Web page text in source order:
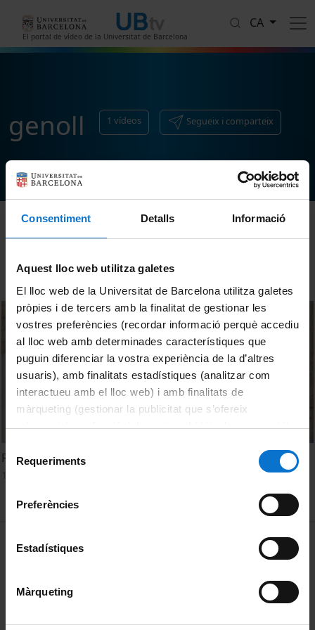
Consentiment Detalls Informació
Aquest lloc web utilitza galetes
El lloc web de la Universitat de Barcelona utilitza galetes
pròpies i de tercers amb la finalitat de gestionar les
vostres preferències (recordar informació perquè accediu
al lloc web amb determinades característiques que
puguin diferenciar la vostra experiència de la d’altres
usuaris), amb finalitats estadístiques (analitzar com
interactueu amb el lloc web) i amb finalitats de
màrqueting (gestionar la publicitat que s’ofereix
adequant-la en funció dels vostres hàbits de navegació).
consultar laPolítica de galetes del lloc web de la
Requeriments
Preferències
Estadístiques
Màrqueting
El portal de vídeo de la Universitat de Barcelona
CA
genoll 1 vídeos Segueix i comparteix
Ordenar
Reforça els genolls per caminar o per fer altres activitats
MENÚ PEU 1
Privadesa i termes